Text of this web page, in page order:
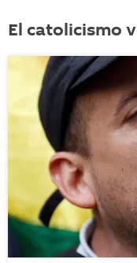
El catolicismo